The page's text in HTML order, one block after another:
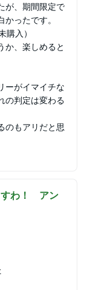
が、期間限定で
ったです。
購入）
か、楽しめると
ーがイマイチな
の判定は変わる
のもアリだと思
すわ！ アン